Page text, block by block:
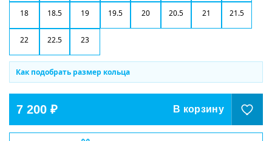
18 18.5 19 19.5 20 20.5 21 21.5
22 22.5 23
Как подобрать размер кольца
7 200 ₽ В корзину